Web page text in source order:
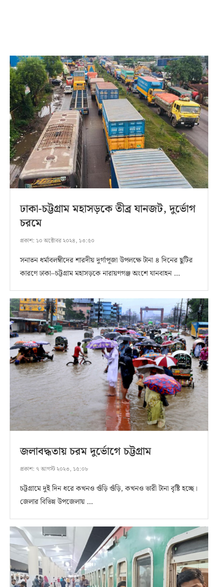
ঢাকা-চট্টগ্রাম মহাসড়কে তীব্র যানজট, দুর্ভোগ
চরমে
প্রকাশ: ১০ অক্টোবর ২০২৪, ১৩:৫০
সনাতন ধর্মাবলম্বীদের শারদীয় দুর্গাপূজা উপলক্ষে টানা ৪ দিনের ছুটির
কারণে ঢাকা–চট্টগ্রাম মহাসড়কে নারায়ণগঞ্জ অংশে যানবাহন …
জলাবদ্ধতায় চরম দুর্ভোগে চট্টগ্রাম
প্রকাশ: ৭ আগস্ট ২০২৩, ১৫:০৮
চট্টগ্রামে দুই দিন ধরে কখনও গুঁড়ি গুঁড়ি, কখনও ভারী টানা বৃষ্টি হচ্ছে।
জেলার বিভিন্ন উপজেলায় …